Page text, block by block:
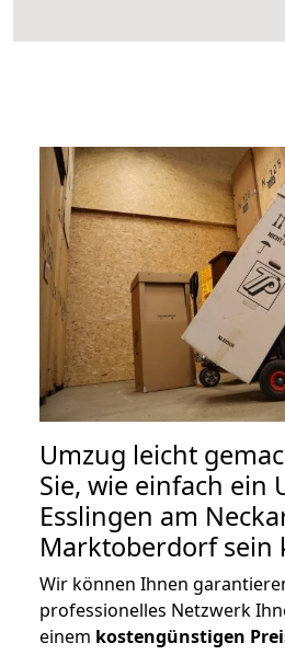
Umzug leicht
Sie, wie einfach ein
Esslingen am
Marktoberdorf sein
Wir können Ihnen
professionelles Netzwerk
einem kostengünstigen